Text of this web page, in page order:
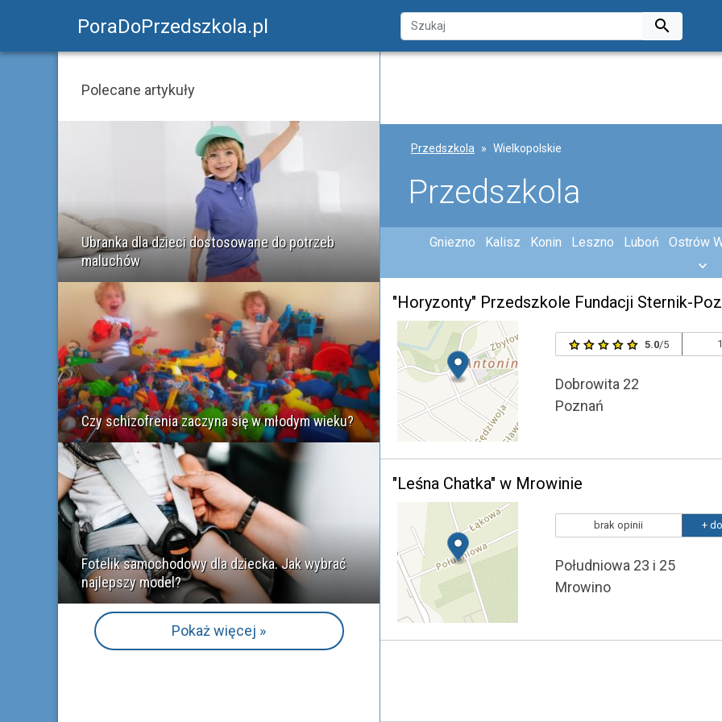
PoraDoPrzedszkola.pl 
Przedszkola Wielkopolskie
Przedszkola
Gniezno Kalisz Konin Leszno Luboń Ostrów
"Horyzonty" Przedszkole Fundacji Sternik-
5.0/5
Dobrowita 22
Poznań
"Leśna Chatka" w Mrowinie
brak opinii +
Południowa 23 i 25
Mrowino
Polecane artykuły
Ubranka dla dzieci dostosowane do potrzeb
maluchów
Czy schizofrenia zaczyna się w młodym wieku?
Fotelik samochodowy dla dziecka. Jak wybrać
najlepszy model?
Pokaż więcej »